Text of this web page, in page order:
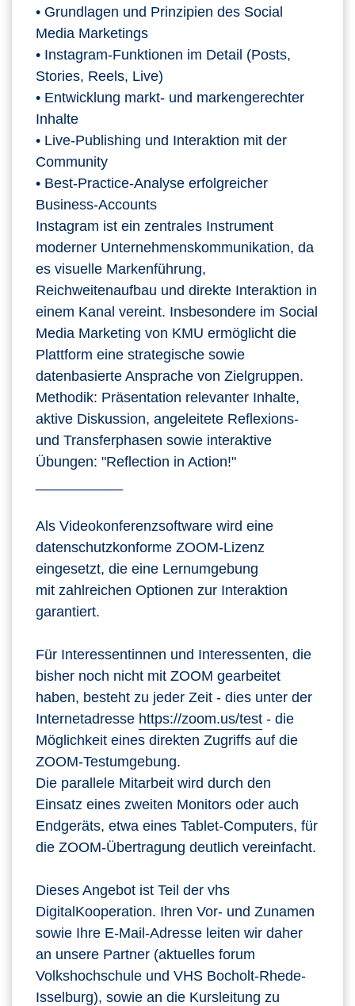
• Grundlagen und Prinzipien des Social
Media Marketings
• Instagram‑Funktionen im Detail (Posts,
Stories, Reels, Live)
• Entwicklung markt‑ und markengerechter
Inhalte
• Live‑Publishing und Interaktion mit der
Community
• Best‑Practice‑Analyse erfolgreicher
Business‑Accounts
Instagram ist ein zentrales Instrument
moderner Unternehmenskommunikation, da
es visuelle Markenführung,
Reichweitenaufbau und direkte Interaktion in
einem Kanal vereint. Insbesondere im Social
Media Marketing von KMU ermöglicht die
Plattform eine strategische sowie
datenbasierte Ansprache von Zielgruppen.
Methodik: Präsentation relevanter Inhalte,
aktive Diskussion, angeleitete Reflexions-
und Transferphasen sowie interaktive
Übungen: "Reflection in Action!"
Als Videokonferenzsoftware wird eine
datenschutzkonforme ZOOM-Lizenz
eingesetzt, die eine Lernumgebung
mit zahlreichen Optionen zur Interaktion
garantiert.
Für Interessentinnen und Interessenten, die
bisher noch nicht mit ZOOM gearbeitet
haben, besteht zu jeder Zeit - dies unter der
Internetadresse https://zoom.us/test - die
Möglichkeit eines direkten Zugriffs auf die
ZOOM-Testumgebung.
Die parallele Mitarbeit wird durch den
Einsatz eines zweiten Monitors oder auch
Endgeräts, etwa eines Tablet-Computers, für
die ZOOM-Übertragung deutlich vereinfacht.
Dieses Angebot ist Teil der vhs
DigitalKooperation. Ihren Vor- und Zunamen
sowie Ihre E-Mail-Adresse leiten wir daher
an unsere Partner (aktuelles forum
Volkshochschule und VHS Bocholt-Rhede-
Isselburg), sowie an die Kursleitung zu